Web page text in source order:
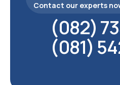
Contact our experts
(082)
(081)